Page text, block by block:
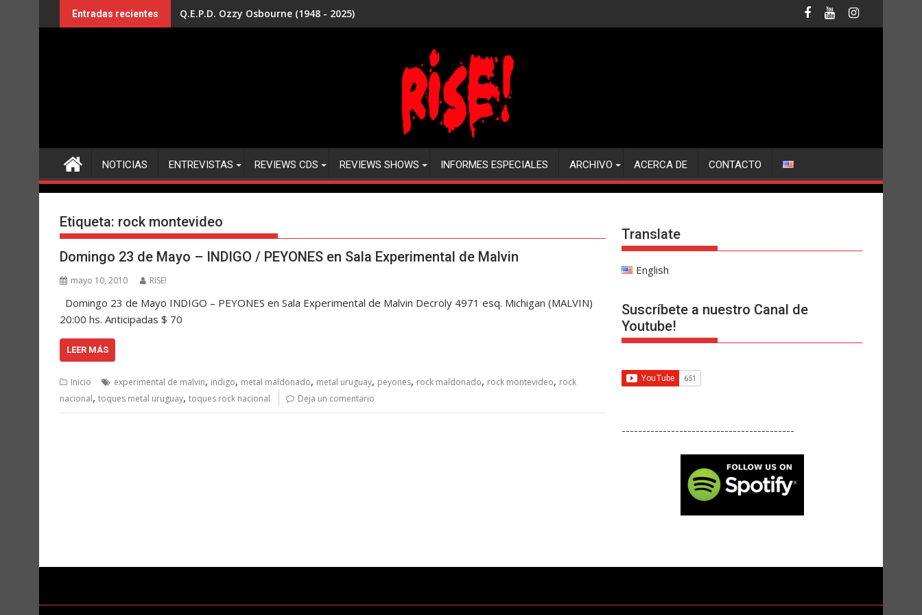
al
Entradas recientes Q.E.P.D. Ozzy Osbourne (1948 - 2025)
NOTICIAS ENTREVISTAS REVIEWS CDS REVIEWS SHOWS INFORMES ESPECIALES ARCHIVO ACERCA DE CONTACTO
Etiqueta: rock montevideo
Domingo 23 de Mayo – INDIGO / PEYONES en Sala Experimental de Malvin
mayo 10, 2010 RISE!
Domingo 23 de Mayo INDIGO – PEYONES en Sala Experimental de Malvin Decroly 4971 esq. Michigan (MALVIN)
20:00 hs. Anticipadas $ 70
LEER MÁS
Inicio experimental de malvin, indigo, metal maldonado, metal uruguay, peyones, rock maldonado, rock montevideo, rock
nacional, toques metal uruguay, toques rock nacional Deja un comentario
Translate
English
Suscríbete a nuestro Canal de
Youtube!
------------------------------------------